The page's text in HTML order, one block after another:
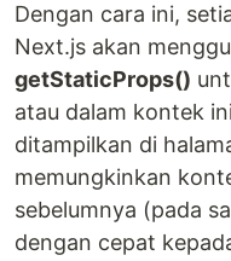
Dengan cara ini,
Next.js akan
getStaticProps()
atau dalam kontek
ditampilkan di
memungkinkan
sebelumnya (pada
dengan cepat